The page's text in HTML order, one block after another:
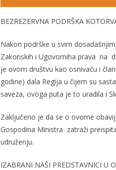
BEZREZERVNA PODRŠKA
Nakon podrške u svim
Zakonskih i Ugovorniha prava na
je ovom društvu kao osnivaču i
godine) dala Regija u čijem su
saveza, ovoga puta je to uradila i
Zaključeno je da se o ovome
Gospodina Ministra zatraži
udruženju.
IZABRANI NAŠI PREDSTAVNICI U